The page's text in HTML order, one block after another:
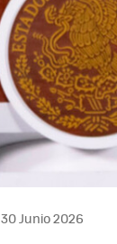
30 Junio 2026